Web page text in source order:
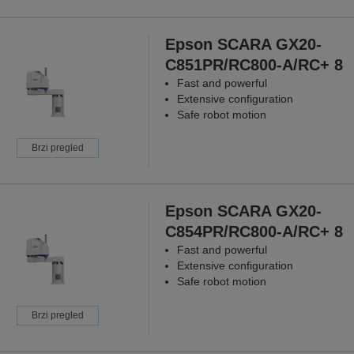
Brzi pregled
Epson SCARA GX20-
C851PR/RC800-A/RC+ 8
Fast and powerful
Extensive configuration
Safe robot motion
Brzi pregled
Epson SCARA GX20-
C854PR/RC800-A/RC+ 8
Fast and powerful
Extensive configuration
Safe robot motion